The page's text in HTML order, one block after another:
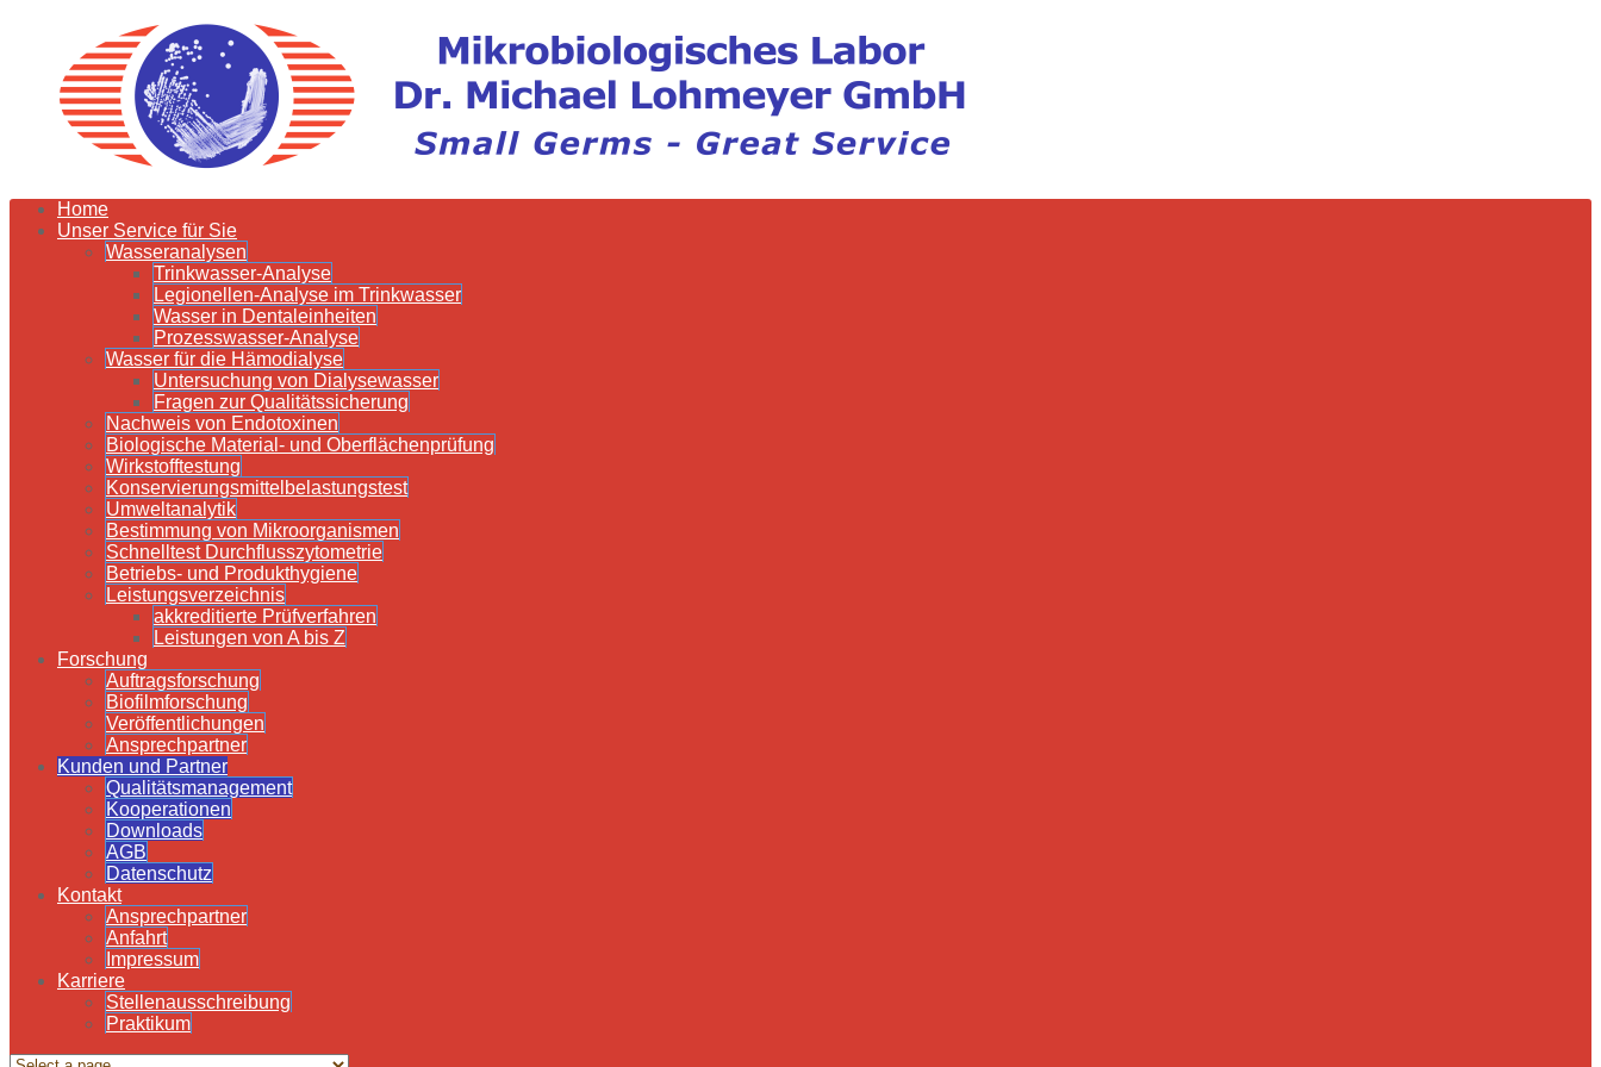
Home
Unser Service für Sie
Wasseranalysen
Trinkwasser-Analyse
Legionellen-Analyse im Trinkwasser
Wasser in Dentaleinheiten
Prozesswasser-Analyse
Wasser für die Hämodialyse
Untersuchung von Dialysewasser
Fragen zur Qualitätssicherung
Nachweis von Endotoxinen
Biologische Material- und Oberflächenprüfung
Wirkstofftestung
Konservierungsmittelbelastungstest
Umweltanalytik
Bestimmung von Mikroorganismen
Schnelltest Durchflusszytometrie
Betriebs- und Produkthygiene
Leistungsverzeichnis
akkreditierte Prüfverfahren
Leistungen von A bis Z
Forschung
Auftragsforschung
Biofilmforschung
Veröffentlichungen
Ansprechpartner
Kunden und Partner
Qualitätsmanagement
Kooperationen
Downloads
AGB
Datenschutz
Kontakt
Ansprechpartner
Anfahrt
Impressum
Karriere
Stellenausschreibung
Praktikum